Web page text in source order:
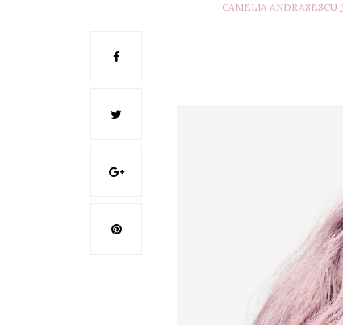
CAMELIA ANDRASESCU